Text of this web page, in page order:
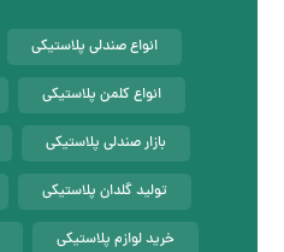
انواع صندلی پلاستیکی
انواع کلمن پلاستیکی
بازار صندلی پلاستیکی
تولید گلدان پلاستیکی
خرید لوازم پلاستیکی